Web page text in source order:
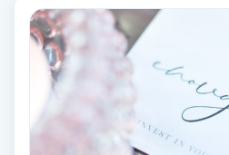
Fibromassage